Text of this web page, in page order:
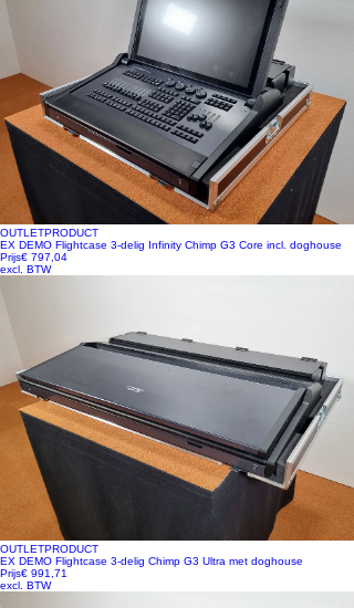
OUTLETPRODUCT
EX DEMO Flightcase 3-delig Infinity Chimp G3 Core incl. doghouse
Prijs€ 797,04
excl. BTW
OUTLETPRODUCT
EX DEMO Flightcase 3-delig Chimp G3 Ultra met doghouse
Prijs€ 991,71
excl. BTW